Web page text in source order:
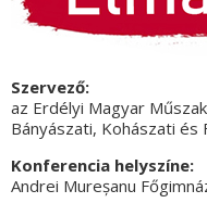
Szervező:
az Erdélyi Magyar
Bányászati, Kohászati és
Konferencia helyszíne:
Andrei Mureșanu